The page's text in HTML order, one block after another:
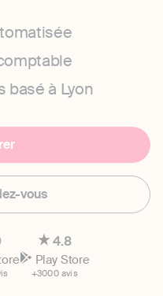
basé à Lyon
vous
4.8
Play Store
+3000 avis